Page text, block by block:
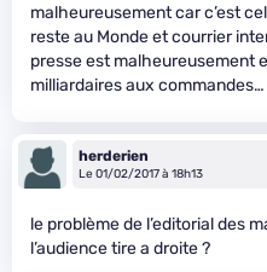
malheureusement car c’est
reste au Monde et courrier
presse est malheureusement
milliardaires aux commandes…
herderien
Le 01/02/2017 à 18h13
le problème de l’editorial des
l’audience tire a droite ?